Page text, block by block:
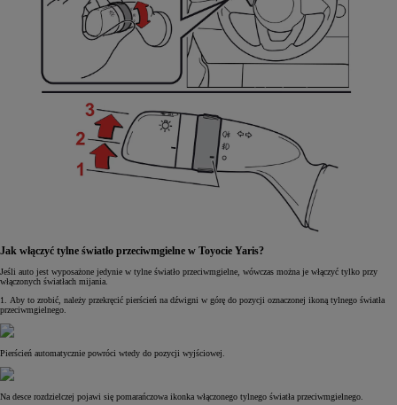
Jak włączyć tylne światło przeciwmgielne w Toyocie Yaris?
Jeśli auto jest wyposażone jedynie w tylne światło przeciwmgielne, wówczas można je włączyć tylko przy
włączonych światłach mijania.
1. Aby to zrobić, należy przekręcić pierścień na dźwigni w górę do pozycji oznaczonej ikoną tylnego światła
przeciwmgielnego.
Pierścień automatycznie powróci wtedy do pozycji wyjściowej.
Na desce rozdzielczej pojawi się pomarańczowa ikonka włączonego tylnego światła przeciwmgielnego.